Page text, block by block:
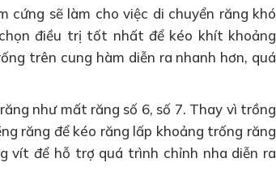
cứng sẽ làm cho việc di chuyển răng khó
điều trị tốt nhất để kéo khít khoảng
trên cung hàm diễn ra nhanh hơn, quá
như mất răng số 6, số 7. Thay vì trồng
răng để kéo răng lấp khoảng trống răng
vít để hỗ trợ quá trình chỉnh nha diễn ra